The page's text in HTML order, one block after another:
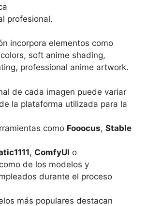
profesional.
incorpora elementos como
soft anime shading,
professional anime artwork.
de cada imagen puede variar
la plataforma utilizada para la
como Fooocus, Stable
, ComfyUI o
de los modelos y
durante el proceso
más populares destacan